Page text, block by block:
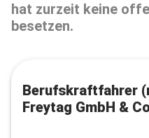
hat zurzeit keine
besetzen.
Berufskraftfahrer
Freytag GmbH &